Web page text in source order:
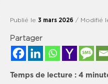
Publié le 3 mars 2026 / Modifié
Partager
Temps de lecture : 4